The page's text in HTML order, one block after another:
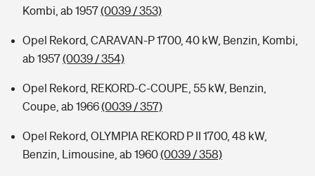
Kombi, ab 1957(0039 / 353)
Opel Rekord, CARAVAN-P 1700, 40 kW, Benzin, Kombi,
ab 1957(0039 / 354)
Opel Rekord, REKORD-C-COUPE, 55 kW, Benzin,
Coupe, ab 1966(0039 / 357)
Opel Rekord, OLYMPIA REKORD P II 1700, 48 kW,
Benzin, Limousine, ab 1960(0039 / 358)